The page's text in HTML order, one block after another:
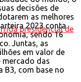
decisões de
as melhores
2023 conta
sendo 16
Juntas, as
em valor de
das
B3, com base no